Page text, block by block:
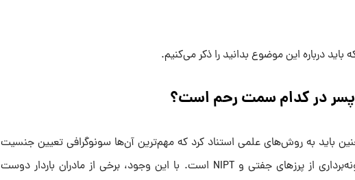
باید درباره این موضوع بدانید را ذکر می‌کنیم.
پسر در کدام سمت رحم است؟
باید به روش‌های علمی استناد کرد که مهم‌ترین آن‌ها سونوگرافی تعیین جنسیت
جنین، آمنیوسنتز، نمونه‌برداری از پرزهای جفتی و NIPT است. با این وجود، برخی از مادران باردار دوست